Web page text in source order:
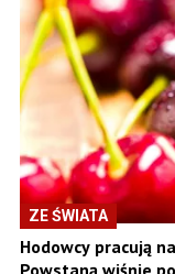
ZE ŚWIATA
Hodowcy pracują
Powstaną wiśnie